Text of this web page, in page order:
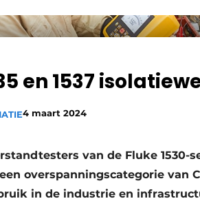
aanmelden
en 1537
4 maart 2024
van de Fluke 1530-
overspanningscategorie van
in de industrie en